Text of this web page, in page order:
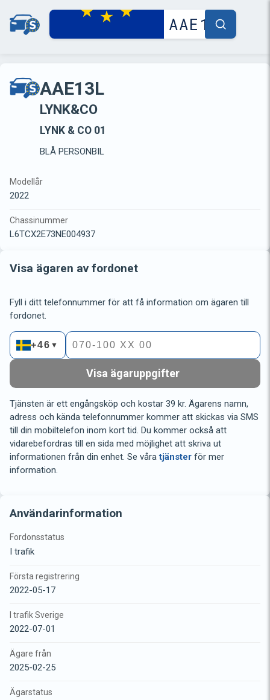
AAE13L
LYNK&CO
LYNK & CO 01
BLÅ PERSONBIL
Modellår
2022
Chassinummer
L6TCX2E73NE004937
Visa ägaren av fordonet
Fyll i ditt telefonnummer för att få information om ägaren till
fordonet.
+46 ▼
Visa ägaruppgifter
Tjänsten är ett engångsköp och kostar 39 kr. Ägarens namn,
adress och kända telefonnummer kommer att skickas via SMS
till din mobiltelefon inom kort tid. Du kommer också att
vidarebefordras till en sida med möjlighet att skriva ut
informationen från din enhet. Se våratjänster för mer
information.
Användarinformation
Fordonsstatus
I trafik
Första registrering
2022-05-17
I trafik Sverige
2022-07-01
Ägare från
2025-02-25
Ägarstatus